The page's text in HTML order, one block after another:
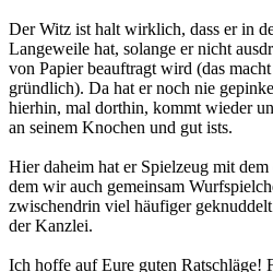
Der Witz ist halt wirklich, dass er in
Langeweile hat, solange er nicht
von Papier beauftragt wird (das
gründlich). Da hat er noch nie
hierhin, mal dorthin, kommt wieder
an seinem Knochen und gut ists.
Hier daheim hat er Spielzeug mit
dem wir auch gemeinsam
zwischendrin viel häufiger
der Kanzlei.
Ich hoffe auf Eure guten